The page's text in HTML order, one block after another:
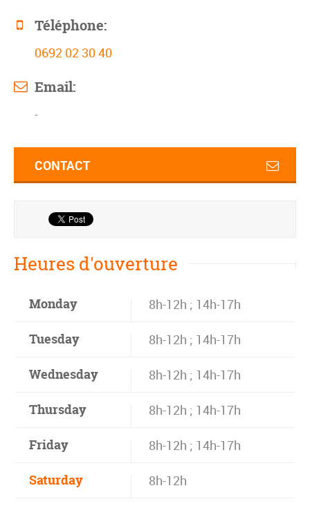
Téléphone:
0692 02 30 40
Email:
-
CONTACT
Heures d'ouverture
Monday 8h-12h ; 14h-17h
Tuesday 8h-12h ; 14h-17h
Wednesday 8h-12h ; 14h-17h
Thursday 8h-12h ; 14h-17h
Friday 8h-12h ; 14h-17h
Saturday 8h-12h